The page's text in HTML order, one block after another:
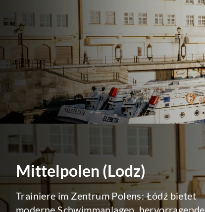
Mittelpolen (Lodz)
Trainiere im Zentrum Polens: Łódź bietet